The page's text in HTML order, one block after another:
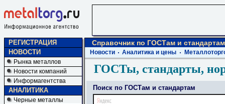
РЕГИСТРАЦИЯ
НОВОСТИ
Рынка металлов
Новости компаний
Информагентства
АНАЛИТИКА
Черные металлы
Справочник по ГОСТам и стандартам
Новости Аналитика и цены
ГОСТы, стандарты,
Поиск по ГОСТам и стандартам